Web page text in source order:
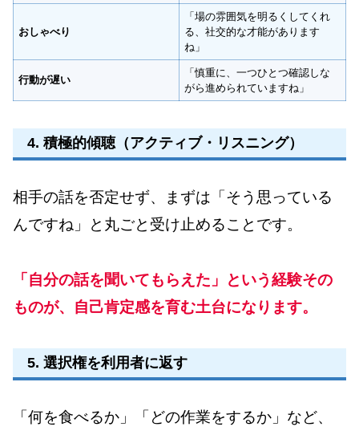
おしゃべり
「場の雰囲気を明るくしてくれ
る、社交的な才能があります
ね」
行動が遅い
「慎重に、一つひとつ確認しな
がら進められていますね」
4. 積極的傾聴（アクティブ・リスニング）
相手の話を否定せず、まずは「そう思っている
んですね」と丸ごと受け止めることです。
「自分の話を聞いてもらえた」という経験その
ものが、自己肯定感を育む土台になります。
5. 選択権を利用者に返す
「何を食べるか」「どの作業をするか」など、